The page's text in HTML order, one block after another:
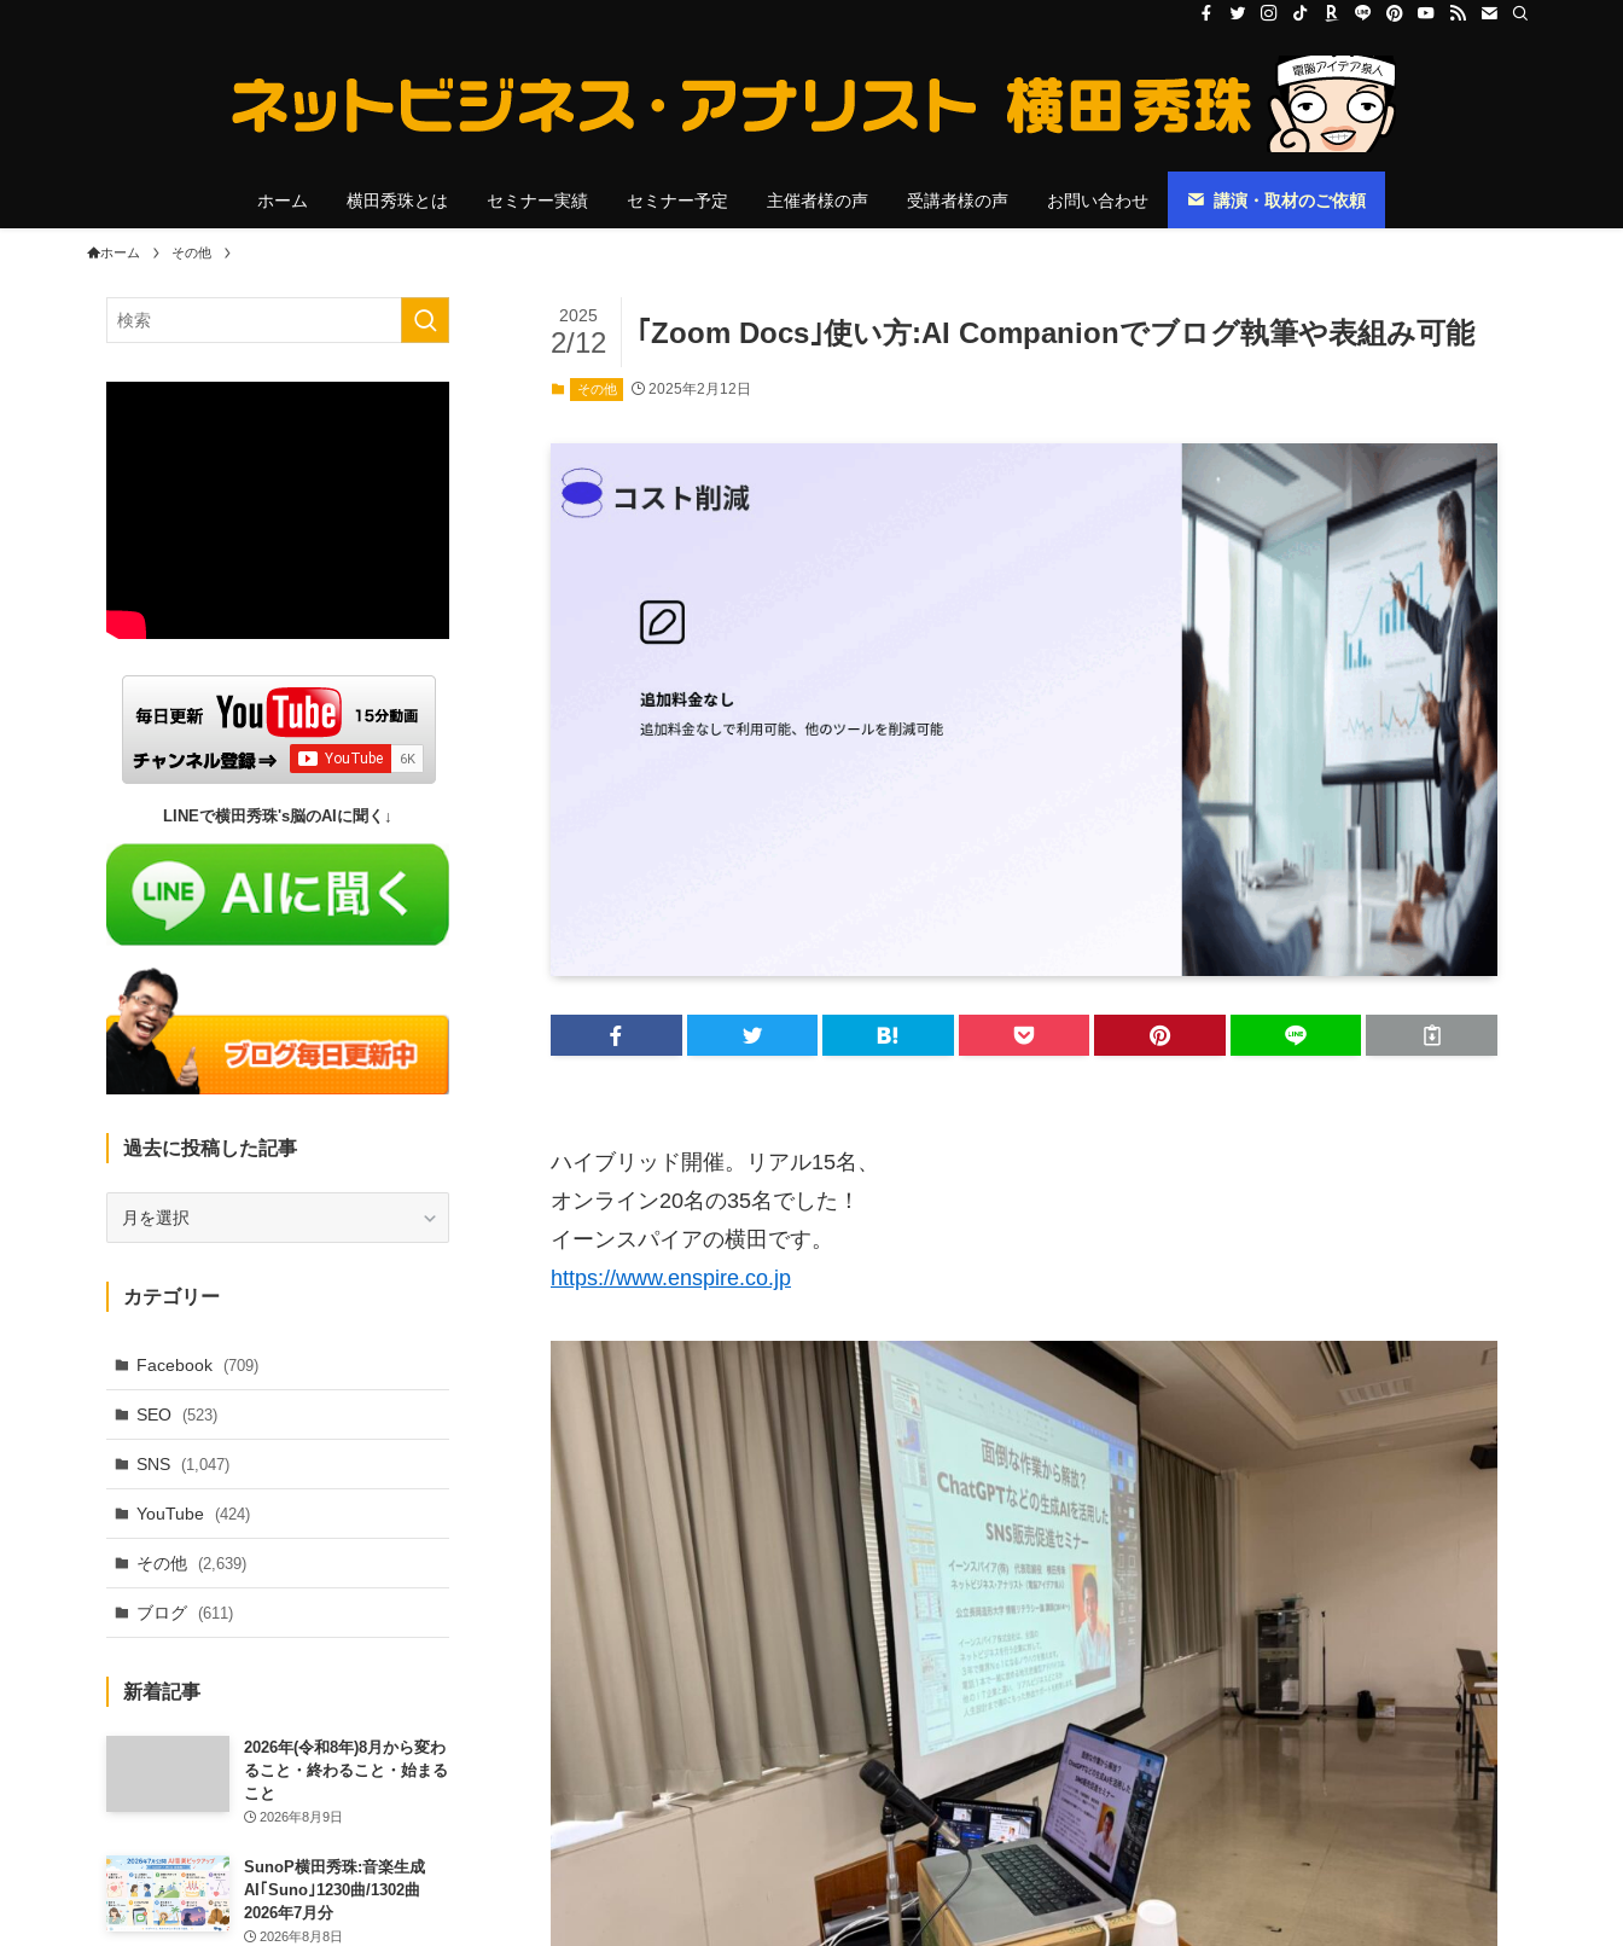
ホーム 横田秀珠とは セミナー実績 セミナー予定 主催者様の声 受講者様の声 お問い合わせ 講演・取材のご依頼
ホーム その他
｢Zoom Docs｣使い方:AI Companionでブログ執筆や表組み可能
2025
2/12
その他 2025年2月12日
ハイブリッド開催。リアル15名、
オンライン20名の35名でした！
イーンスパイアの横田です。
https://www.enspire.co.jp
LINEで横田秀珠's脳のAIに聞く↓
過去に投稿した記事
投
稿
た
記
事
カテゴリー
Facebook (709)
SEO (523)
SNS (1,047)
YouTube (424)
その他 (2,639)
ブログ (611)
新着記事
2026年(令和8年)8月から変わ
ること・終わること・始まる
こと
2026年8月9日
SunoP横田秀珠:音楽生成
AI｢Suno｣1230曲/1302曲
2026年7月分
2026年8月8日